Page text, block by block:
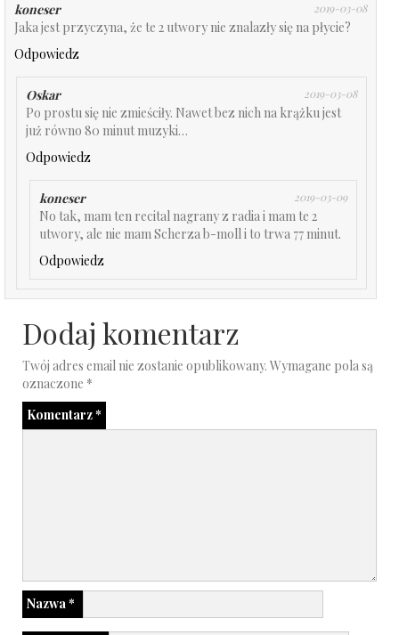
koneser 2019-03-08
Jaka jest przyczyna, że te 2 utwory nie znalazły się na płycie?
Odpowiedz
Oskar 2019-03-08
Po prostu się nie zmieściły. Nawet bez nich na krążku jest
już równo 80 minut muzyki…
Odpowiedz
koneser 2019-03-09
No tak, mam ten recital nagrany z radia i mam te 2
utwory, ale nie mam Scherza b-moll i to trwa 77 minut.
Odpowiedz
Dodaj komentarz
Twój adres email nie zostanie opublikowany. Wymagane pola są
oznaczone *
Komentarz*
Nazwa*